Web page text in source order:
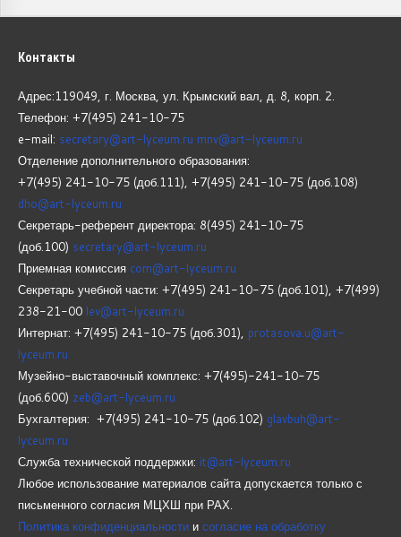
Контакты
Адрес:119049, г. Москва, ул. Крымский вал, д. 8, корп. 2.
Телефон: +7(495) 241-10-75
e-mail: secretary@art-lyceum.ru mnv@art-lyceum.ru
Отделение дополнительного образования:
+7(495) 241-10-75 (доб.111), +7(495) 241-10-75 (доб.108)
dho@art-lyceum.ru
Секретарь-референт директора: 8(495) 241-10-75
(доб.100) secretary@art-lyceum.ru
Приемная комиссия com@art-lyceum.ru
Секретарь учебной части: +7(495) 241-10-75 (доб.101), +7(499)
238-21-00 lev@art-lyceum.ru
Интернат: +7(495) 241-10-75 (доб.301), protasova.u@art-
lyceum.ru
Музейно-выставочный комплекс: +7(495)-241-10-75
(доб.600) zeb@art-lyceum.ru
Бухгалтерия: +7(495) 241-10-75 (доб.102) glavbuh@art-
lyceum.ru
Служба технической поддержки: it@art-lyceum.ru
Любое использование материалов сайта допускается только с
письменного согласия МЦХШ при РАХ.
Политика конфиденциальности и согласие на обработку